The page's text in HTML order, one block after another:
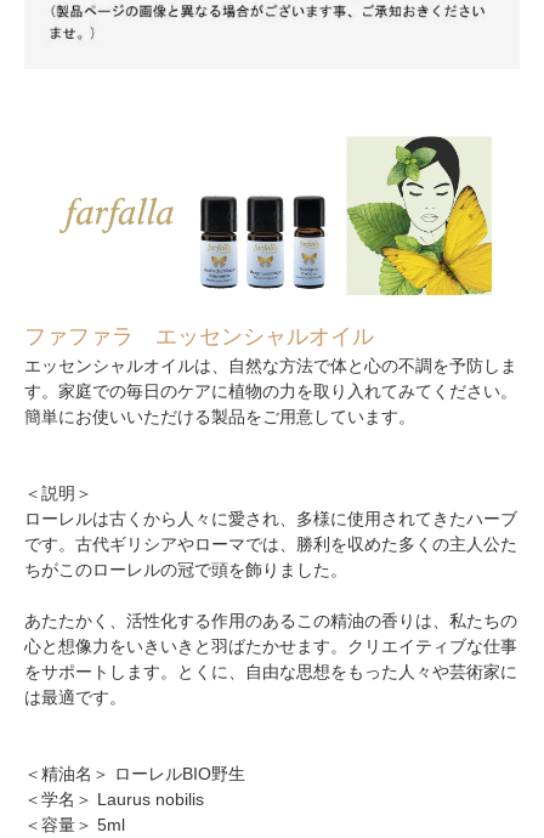
ファファラ エッセンシャルオイル
エッセンシャルオイルは、自然な方法で体と心の不調を予防しま
す。家庭での毎日のケアに植物の力を取り入れてみてください。
簡単にお使いいただける製品をご用意しています。
＜説明＞
ローレルは古くから人々に愛され、多様に使用されてきたハーブ
です。古代ギリシアやローマでは、勝利を収めた多くの主人公た
ちがこのローレルの冠で頭を飾りました。
あたたかく、活性化する作用のあるこの精油の香りは、私たちの
心と想像力をいきいきと羽ばたかせます。クリエイティブな仕事
をサポートします。とくに、自由な思想をもった人々や芸術家に
は最適です。
＜精油名＞ ローレルBIO野生
＜学名＞ Laurus nobilis
＜容量＞ 5ml